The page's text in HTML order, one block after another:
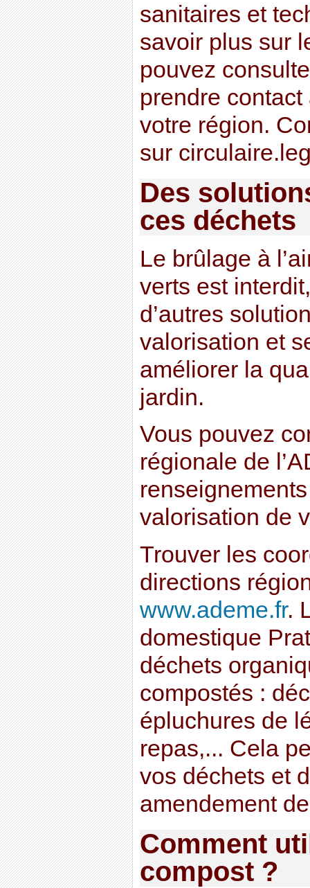
sanitaires et
savoir plus sur
pouvez
prendre
votre région.
sur
Des
ces déchets
Le brûlage à
verts est
d’autres
valorisation et
améliorer la
jardin.
Vous pouvez
régionale de
valorisation de
Trouver les
directions
www.ademe.fr.
domestique
déchets
compostés :
épluchures de
repas,... Cela
vos déchets et
amendement
Comment
compost ?